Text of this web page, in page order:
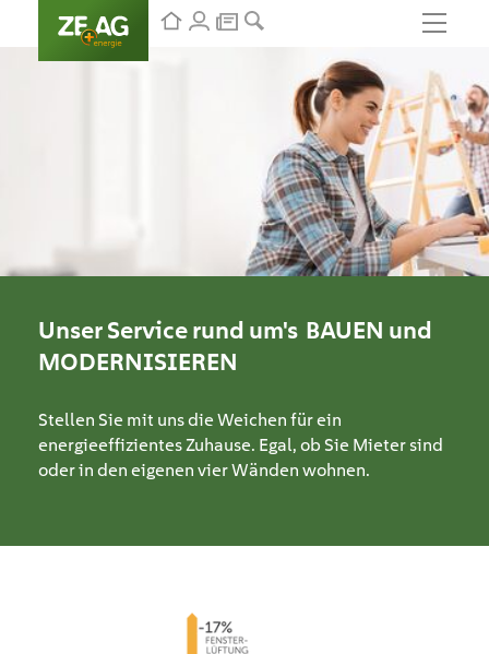
Unser Service rund um's BAUEN und
MODERNISIEREN
Stellen Sie mit uns die Weichen für ein
energieeffizientes Zuhause. Egal, ob Sie Mieter sind
oder in den eigenen vier Wänden wohnen.